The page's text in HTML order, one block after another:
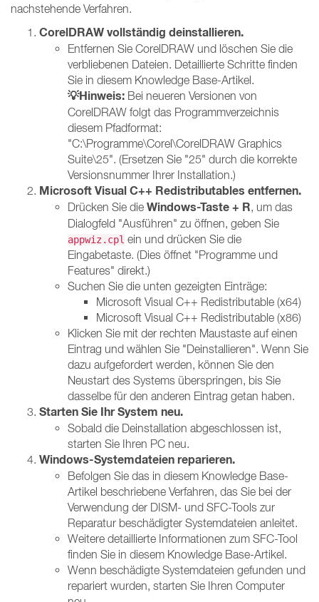
nachstehende Verfahren.
CorelDRAW vollständig deinstallieren.
Entfernen Sie CorelDRAW und löschen Sie die
verbliebenen Dateien. Detaillierte Schritte finden
Sie in diesem Knowledge Base-Artikel.
💡Hinweis: Bei neueren Versionen von
CorelDRAW folgt das Programmverzeichnis
diesem Pfadformat:
"C:\Programme\Corel\CorelDRAW Graphics
Suite\25". (Ersetzen Sie "25" durch die korrekte
Versionsnummer Ihrer Installation.)
Microsoft Visual C++ Redistributables entfernen.
Drücken Sie die Windows-Taste + R, um das
Dialogfeld "Ausführen" zu öffnen, geben Sie
appwiz.cpl ein und drücken Sie die
Eingabetaste. (Dies öffnet "Programme und
Features" direkt.)
Suchen Sie die unten gezeigten Einträge:
Microsoft Visual C++ Redistributable (x64)
Microsoft Visual C++ Redistributable (x86)
Klicken Sie mit der rechten Maustaste auf einen
Eintrag und wählen Sie "Deinstallieren". Wenn Sie
dazu aufgefordert werden, können Sie den
Neustart des Systems überspringen, bis Sie
dasselbe für den anderen Eintrag getan haben.
Starten Sie Ihr System neu.
Sobald die Deinstallation abgeschlossen ist,
starten Sie Ihren PC neu.
Windows-Systemdateien reparieren.
Befolgen Sie das in diesem Knowledge Base-
Artikel beschriebene Verfahren, das Sie bei der
Verwendung der DISM- und SFC-Tools zur
Reparatur beschädigter Systemdateien anleitet.
Weitere detaillierte Informationen zum SFC-Tool
finden Sie in diesem Knowledge Base-Artikel.
Wenn beschädigte Systemdateien gefunden und
repariert wurden, starten Sie Ihren Computer